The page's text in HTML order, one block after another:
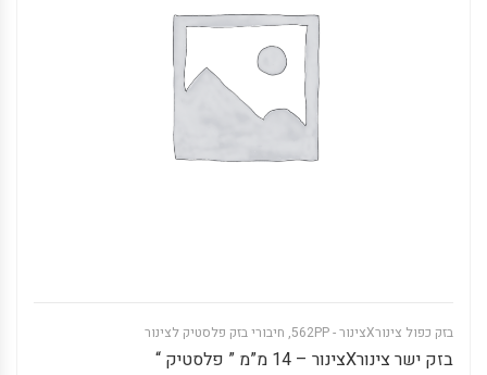
בזק כפול צינורXצינור - 562PP , חיבורי בזק פלסטיק לצינור
בזק ישר צינורXצינור – 14 מ”מ ” פלסטיק “